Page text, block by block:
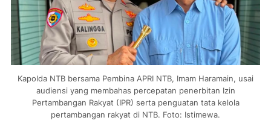
Kapolda NTB bersama Pembina APRI NTB, Imam Haramain, usai
audiensi yang membahas percepatan penerbitan Izin
Pertambangan Rakyat (IPR) serta penguatan tata kelola
pertambangan rakyat di NTB. Foto: Istimewa.